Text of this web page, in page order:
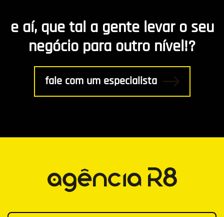
R8 Indica
Gestão
e aí, que tal a gente levar o seu
negócio para outro nível!?
fale com um especialista